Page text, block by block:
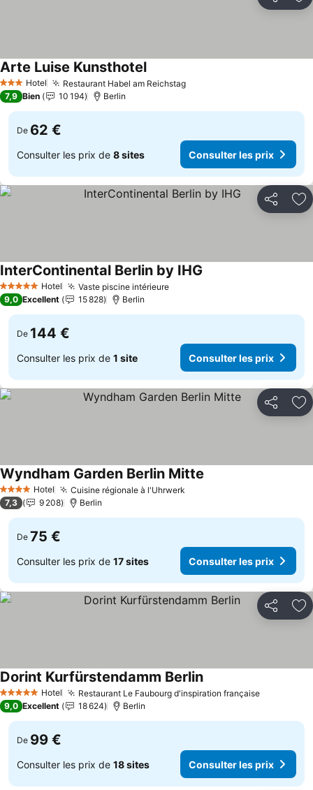
3 ÉtoilesHotel Restaurant Habel am Reichstag
Arte Luise Kunsthotel
7,9 Bien 10 194 Berlin
De 62 €
Consulter les prix de 8 sites Consulter les prix
Partager
5 Étoiles Hotel Vaste piscine intérieure
InterContinental Berlin by IHG
9,0 Excellent 15 828 Berlin
De 144 €
Consulter les prix de 1 site Consulter les prix
Partager
4 Étoiles Hotel Cuisine régionale à l'Uhrwerk
Wyndham Garden Berlin Mitte
7,3 9 208 Berlin
De 75 €
Consulter les prix de 17 sites Consulter les prix
Partager
5 Étoiles Hotel Restaurant Le Faubourg d'inspiration française
Dorint Kurfürstendamm Berlin
9,0 Excellent 18 624 Berlin
De 99 €
Consulter les prix de 18 sites Consulter les prix